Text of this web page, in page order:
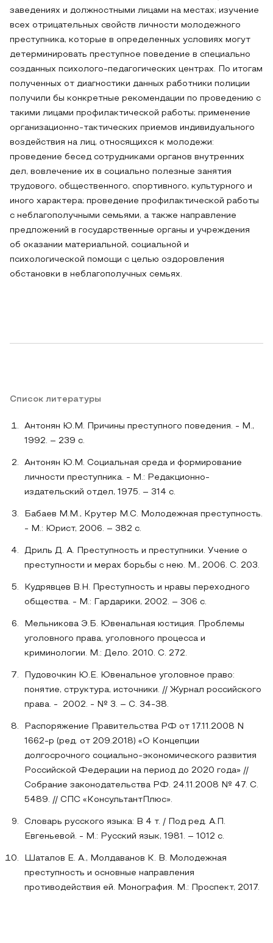
заведениях и должностными лицами на местах; изучение
всех отрицательных свойств личности молодежного
преступника, которые в определенных условиях могут
детерминировать преступное поведение в специально
созданных психолого-педагогических центрах. По итогам
полученных от диагностики данных работники полиции
получили бы конкретные рекомендации по проведению с
такими лицами профилактической работы; применение
организационно-тактических приемов индивидуального
воздействия на лиц, относящихся к молодежи:
проведение бесед сотрудниками органов внутренних
дел, вовлечение их в социально полезные занятия
трудового, общественного, спортивного, культурного и
иного характера; проведение профилактической работы
с неблагополучными семьями, а также направление
предложений в государственные органы и учреждения
об оказании материальной, социальной и
психологической помощи с целью оздоровления
обстановки в неблагополучных семьях.
Список литературы
Антонян Ю.М. Причины преступного поведения. - М.,
1992. – 239 с.
Антонян Ю.М. Социальная среда и формирование
личности преступника. - М.: Редакционно-
издательский отдел, 1975. – 314 с.
Бабаев М.М., Крутер М.С. Молодежная преступность.
- М.: Юрист, 2006. – 382 с.
Дриль Д. А. Преступность и преступники. Учение о
преступности и мерах борьбы с нею. М., 2006. С. 203.
Кудрявцев В.Н. Преступность и нравы переходного
общества. - М.: Гардарики, 2002. – 306 с.
Мельникова Э.Б. Ювенальная юстиция. Проблемы
уголовного права, уголовного процесса и
криминологии. М.: Дело. 2010. С. 272.
Пудовочкин Ю.Е. Ювенальное уголовное право:
понятие, структура, источники. // Журнал российского
права. - 2002. - № 3. – С. 34-38.
Распоряжение Правительства РФ от 17.11.2008 N
1662-р (ред. от 209.2018) «О Концепции
долгосрочного социально-экономического развития
Российской Федерации на период до 2020 года» //
Собрание законодательства РФ. 24.11.2008 № 47. С.
5489. // СПС «КонсультантПлюс».
Словарь русского языка: В 4 т. / Под ред. А.П.
Евгеньевой. - М.: Русский язык, 1981. – 1012 с.
Шаталов Е. А., Молдаванов К. В. Молодежная
преступность и основные направления
противодействия ей. Монография. М.: Проспект, 2017.